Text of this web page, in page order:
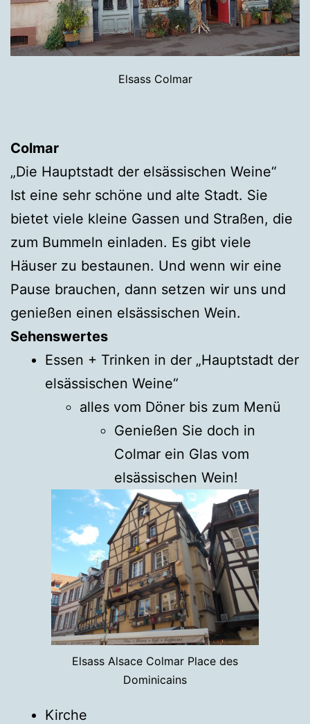
Elsass Colmar
Colmar
„Die Hauptstadt der elsässischen Weine“
Ist eine sehr schöne und alte Stadt. Sie
bietet viele kleine Gassen und Straßen, die
zum Bummeln einladen. Es gibt viele
Häuser zu bestaunen. Und wenn wir eine
Pause brauchen, dann setzen wir uns und
genießen einen elsässischen Wein.
Sehenswertes
Essen + Trinken in der „Hauptstadt der
elsässischen Weine“
alles vom Döner bis zum Menü
Genießen Sie doch in
Colmar ein Glas vom
elsässischen Wein!
Elsass Alsace Colmar Place des
Dominicains
Kirche